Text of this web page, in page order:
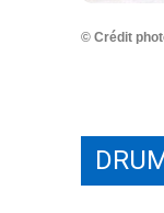
© Crédit